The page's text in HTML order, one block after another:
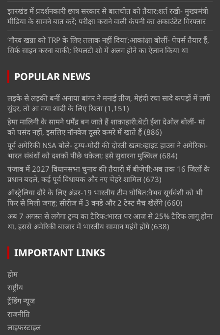
झारखंड में प्रदर्शनकारी छात्र सरकार से बातचीत को तैयार:शर्त रखी- मुख्यमंत्री
मीडिया के सामने बात करें; परीक्षा कराने वाली कंपनी का अकाउंटेंट गिरफ्तार
‘गौरव खन्ना को TRP के लिए तलाक नहीं दिया’:आकांक्षा बोलीं- पेपर्स तैयार हैं,
सिर्फ साइन करना बाकी; रियलटी शो में अलग होने का ऐलान किया था
POPULAR NEWS
लड़के से लड़की बनीं अनाया बांगर ने मनाई तीज, मेहंदी रचा सादे कपड़ों में लगीं
सुंदर, तो आ गया शादी के लिए रिश्ता (1,151)
हेमा मालिनी के सामने धर्मेंद्र बन जाते हैं शाकाहारी:बेटी ईशा देओल बोलीं- मां
को पसंद नहीं, इसलिए नॉनवेज दूसरे कमरे में खाते हैं (886)
पूर्व अमेरिकी NSA बोले- ट्रम्प-मोदी की दोस्ती खत्म:व्हाइट हाउस ने अमेरिका-
भारत संबंधों को दशकों पीछे धकेला; इसे सुधारना मुश्किल (684)
पंजाब में 2027 विधानसभा चुनाव की तैयारी में बीजेपी:अब तक 16 जिलों के
प्रधान बदले, कई पूर्व विधायक और नए चेहरे शामिल (673)
ऑस्ट्रेलिया दौरे के लिए अंडर-19 भारतीय टीम घोषित:वैभव सूर्यवंशी को भी
फिर से मिली जगह; सीरीज में 3 वनडे और 2 टेस्ट मैच खेलेंगे (660)
अब 7 अगस्त से लगेगा ट्रम्प का टैरिफ:भारत पर आज से 25% टैरिफ लागू होना
था, इससे अमेरिकी बाजार में भारतीय सामान महंगे होंगे (638)
IMPORTANT LINKS
होम
राष्ट्रीय
ट्रेंडिंग न्यूज
राजनीति
लाइफस्टाइल